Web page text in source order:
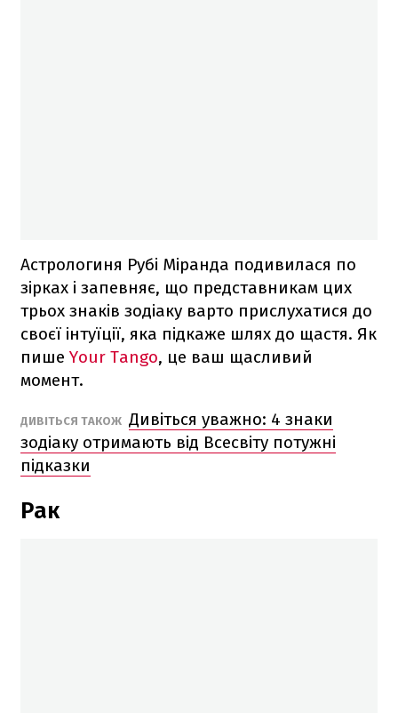
Астрологиня Рубі Міранда подивилася по
зірках і запевняє, що представникам цих
трьох знаків зодіаку варто прислухатися до
своєї інтуїції, яка підкаже шлях до щастя. Як
пише Your Tango, це ваш щасливий
момент.
ДИВІТЬСЯ ТАКОЖ Дивіться уважно: 4 знаки
зодіаку отримають від Всесвіту потужні
підказки
Рак